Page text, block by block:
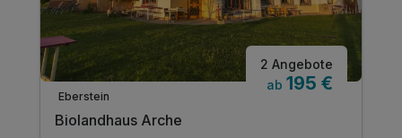
Eberstein
2 Angebote
ab 195 €
Biolandhaus Arche